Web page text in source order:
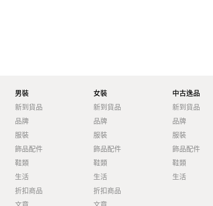
男裝
新到貨品
品牌
服裝
飾品配件
鞋類
生活
折扣商品
文章
女裝
新到貨品
品牌
服裝
飾品配件
鞋類
生活
折扣商品
文章
中古逸品
新到貨品
品牌
服裝
飾品配件
鞋類
生活